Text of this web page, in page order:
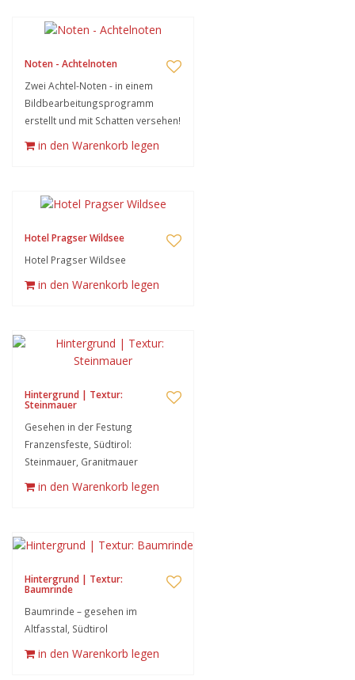
Noten - Achtelnoten
Zwei Achtel-Noten - in einem
Bildbearbeitungsprogramm
erstellt und mit Schatten versehen!
in den Warenkorb legen
Hotel Pragser Wildsee
Hotel Pragser Wildsee
in den Warenkorb legen
Hintergrund | Textur:
Steinmauer
Gesehen in der Festung
Franzensfeste, Südtirol:
Steinmauer, Granitmauer
in den Warenkorb legen
Hintergrund | Textur:
Baumrinde
Baumrinde – gesehen im
Altfasstal, Südtirol
in den Warenkorb legen